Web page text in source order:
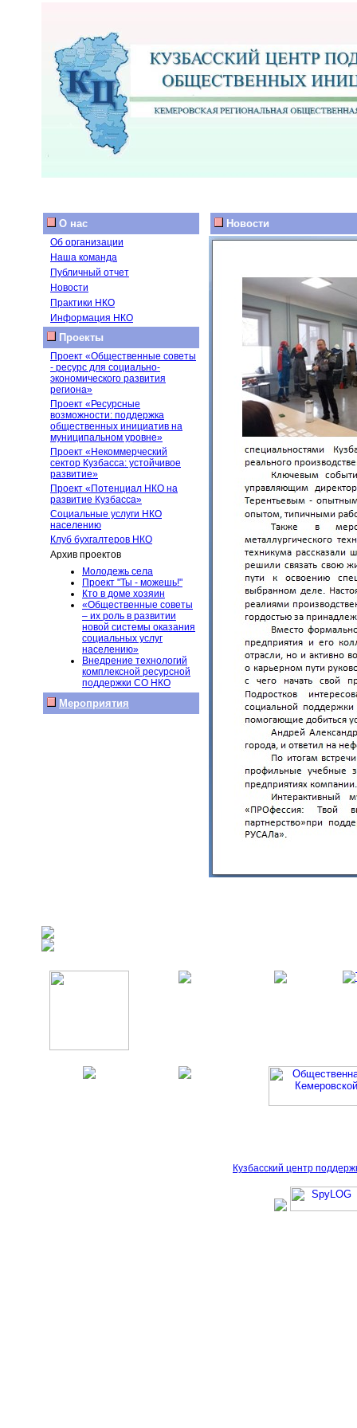
О нас
Об организации
Наша команда
Публичный отчет
Новости
Практики НКО
Информация НКО
Проекты
Проект «Общественные советы
- ресурс для социально-
экономического развития
региона»
Проект «Ресурсные
возможности: поддержка
общественных инициатив на
муниципальном уровне»
Проект «Некоммерческий
сектор Кузбасса: устойчивое
развитие»
Проект «Потенциал НКО на
развитие Кузбасса»
Социальные услуги НКО
населению
Клуб бухгалтеров НКО
Архив проектов
Молодежь села
Проект "Ты - можешь!"
Кто в доме хозяин
«Общественные советы
– их роль в развитии
новой системы оказания
социальных услуг
населению»
Внедрение технологий
комплексной ресурсной
поддержки СО НКО
Мероприятия
Новости
Кузбасский центр